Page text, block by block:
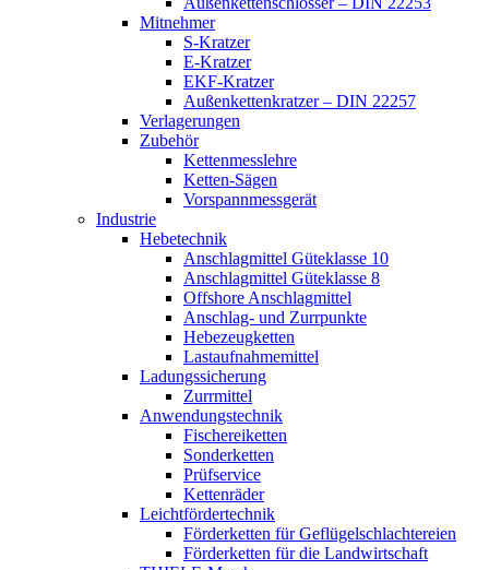
Mitnehmer
S-Kratzer
E-Kratzer
EKF-Kratzer
Außenkettenkratzer – DIN 22257
Verlagerungen
Zubehör
Kettenmesslehre
Ketten-Sägen
Vorspannmessgerät
Industrie
Hebetechnik
Anschlagmittel Güteklasse 10
Anschlagmittel Güteklasse 8
Offshore Anschlagmittel
Anschlag- und Zurrpunkte
Hebezeugketten
Lastaufnahmemittel
Ladungssicherung
Zurrmittel
Anwendungstechnik
Fischereiketten
Sonderketten
Prüfservice
Kettenräder
Leichtfördertechnik
Förderketten für Geflügelschlachtereien
Förderketten für die Landwirtschaft